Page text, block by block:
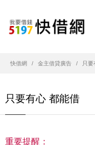
快借網 金主借貸廣告 只
只要有心 都能借
重要提醒：